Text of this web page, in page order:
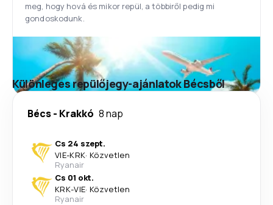
meg, hogy hová és mikor repül, a többiről pedig mi
gondoskodunk.
Különleges repülőjegy-ajánlatok Bécsből
Bécs- Krakkó 8 nap
Cs 24 szept.
VIE-KRK· Közvetlen
Ryanair
Cs 01 okt.
KRK-VIE· Közvetlen
Ryanair